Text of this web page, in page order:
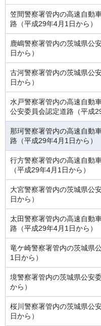
笠間警察署管内の高速自動
路（平成29年4月1日から）
鹿嶋警察署管内の茨城県公
日から）
古河警察署管内の茨城県公
日から）
水戸警察署管内の高速自動
公安委員会認定道路（平成
那珂警察署管内の高速自動
路（平成29年4月1日から）
行方警察署管内の高速自動
（平成29年4月1日から）
大宮警察署管内の茨城県公
日から）
太田警察署管内の高速自動
路（平成29年4月1日から）
竜ケ崎警察署管内の茨城県
1日から）
境警察署管内の茨城県公安
から）
桜川警察署管内の茨城県公
日から）